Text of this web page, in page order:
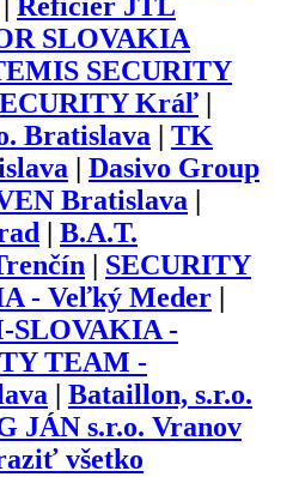
Reficier JTL
SLOVAKIA
SECURITY
Kráľ
Bratislava
TK
Dasivo Group
Bratislava
B.A.T.
SECURITY
- Veľký Meder
SLOVAKIA -
TEAM -
Bataillon, s.r.o.
JÁN s.r.o. Vranov
všetko